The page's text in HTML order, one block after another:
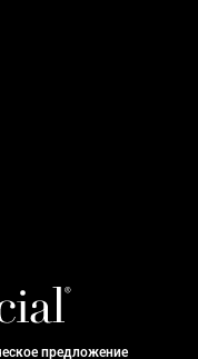
предложение